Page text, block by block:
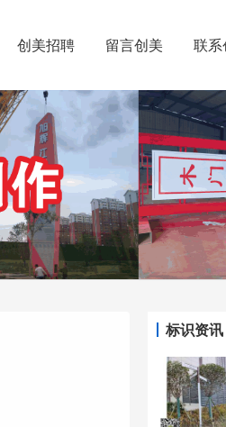
创美招聘 留言创美 联系
标识资讯